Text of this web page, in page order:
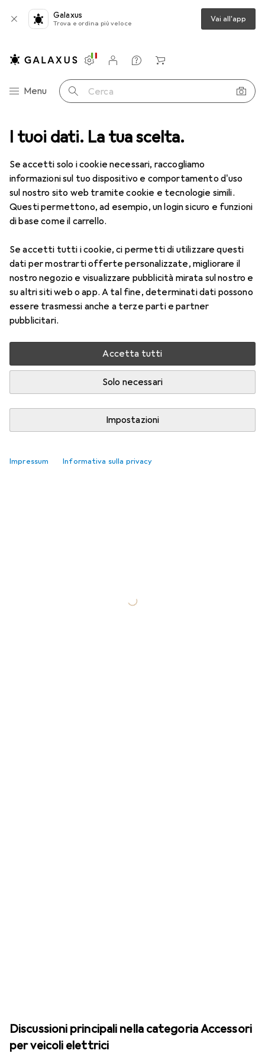
I tuoi dati. La tua scelta.
Se accetti solo i cookie necessari, raccogliamo
informazioni sul tuo dispositivo e comportamento d'uso
sul nostro sito web tramite cookie e tecnologie simili.
Questi permettono, ad esempio, un login sicuro e funzioni
di base come il carrello.
Se accetti tutti i cookie, ci permetti di utilizzare questi
dati per mostrarti offerte personalizzate, migliorare il
nostro negozio e visualizzare pubblicità mirata sul nostro e
su altri siti web o app. A tal fine, determinati dati possono
essere trasmessi anche a terze parti e partner
pubblicitari.
Accetta tutti
Solo necessari
Impostazioni
Impressum Informativa sulla privacy
Galaxus
Trova e ordina più veloce Vai all'app
Categoria Navigazione
Menu Cerca
Impostazioni
Conto cliente
Liste di confronto
Liste dei desideri
Carrello
+ Sport su rotelle E-Rideables Accessori per veicoli elettrici
Accessori per veicoli elettrici
Prodotti Forum
Discussioni principali nella categoria Accessori
per veicoli elettrici